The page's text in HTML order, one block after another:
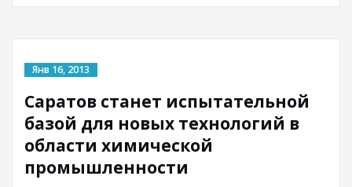
Янв 16, 2013
Саратов станет испытательной
базой для новых технологий в
области химической
промышленности